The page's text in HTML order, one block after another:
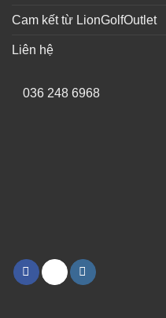
Cam kết từ LionGolfOutlet
Liên hệ
036 248 6968